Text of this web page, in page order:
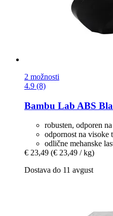
2 možnosti
4.9 (8)
Bambu Lab ABS
robusten, odporen
odpornost na visoke
odlične mehanske
€ 23,49 (€ 23,49 / kg)
Dostava do 11 avgust